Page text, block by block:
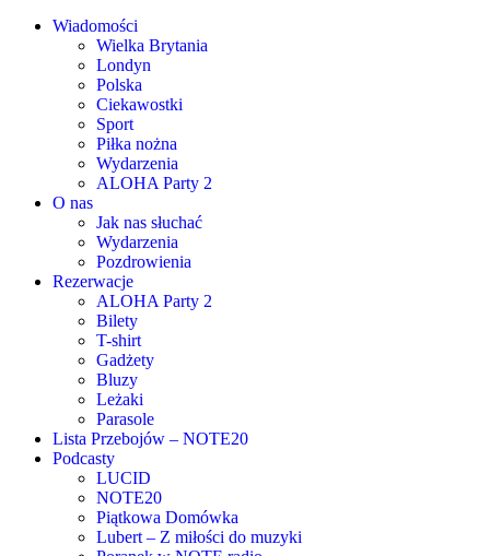
Wiadomości
Wielka Brytania
Londyn
Polska
Ciekawostki
Sport
Piłka nożna
Wydarzenia
ALOHA Party 2
O nas
Jak nas słuchać
Wydarzenia
Pozdrowienia
Rezerwacje
ALOHA Party 2
Bilety
T-shirt
Gadżety
Bluzy
Leżaki
Parasole
Lista Przebojów – NOTE20
Podcasty
LUCID
NOTE20
Piątkowa Domówka
Lubert – Z miłości do muzyki